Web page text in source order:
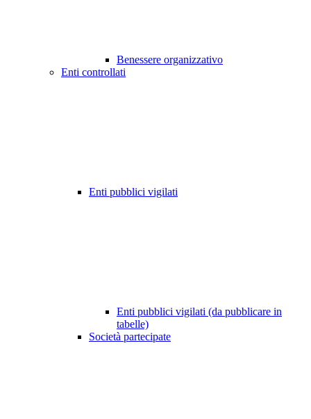
Benessere organizzativo
Enti controllati
Enti pubblici vigilati
Enti pubblici vigilati (da pubblicare in
tabelle)
Società partecipate